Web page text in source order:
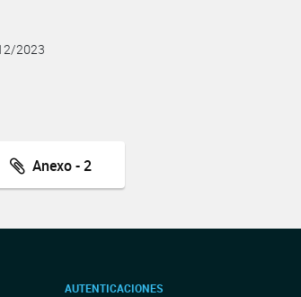
2023
Anexo - 2
AUTENTICACIONES